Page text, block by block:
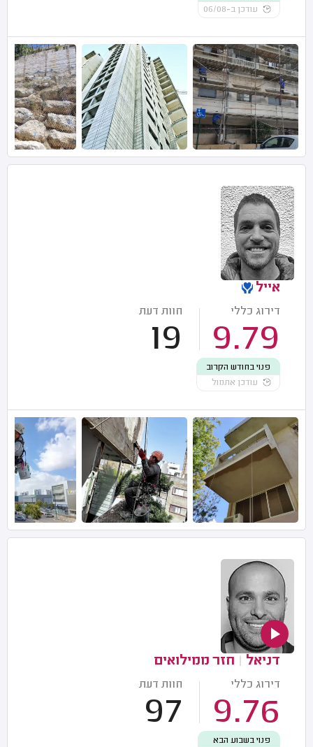
עודכן ב-06/08
אייל
דירוג כללי
9.79
חוות דעת
19
פנוי בחודש הקרוב
עודכן אתמול
דניאל חזר ממילואים
דירוג כללי
9.76
חוות דעת
97
פנוי בשבוע הבא